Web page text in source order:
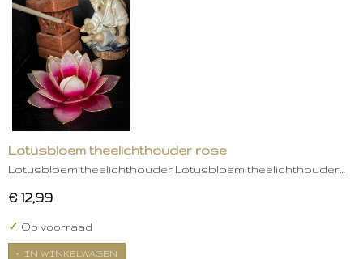
Lotusbloem theelichthouder rose
Lotusbloem theelichthouder Lotusbloem theelichthouder…
€ 12,99
✓ Op voorraad
IN WINKELWAGEN